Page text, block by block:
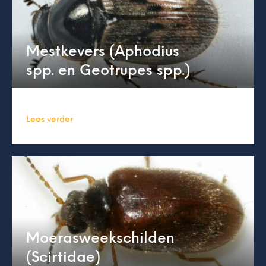
Mestkevers (Aphodius
spp. en Geotrupes spp.)
Lees verder
Moerasweekschilden
(Scirtidae)